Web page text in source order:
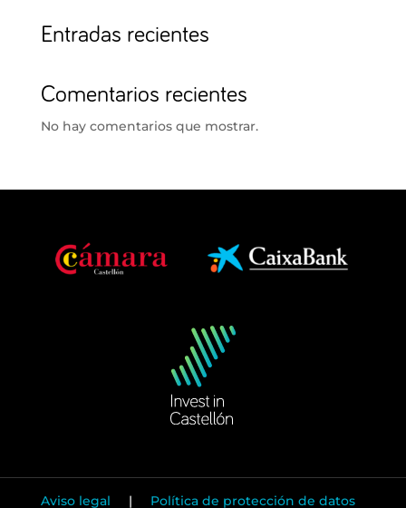
Entradas recientes
Comentarios recientes
No hay comentarios que mostrar.
Aviso legal | Política de protección de datos